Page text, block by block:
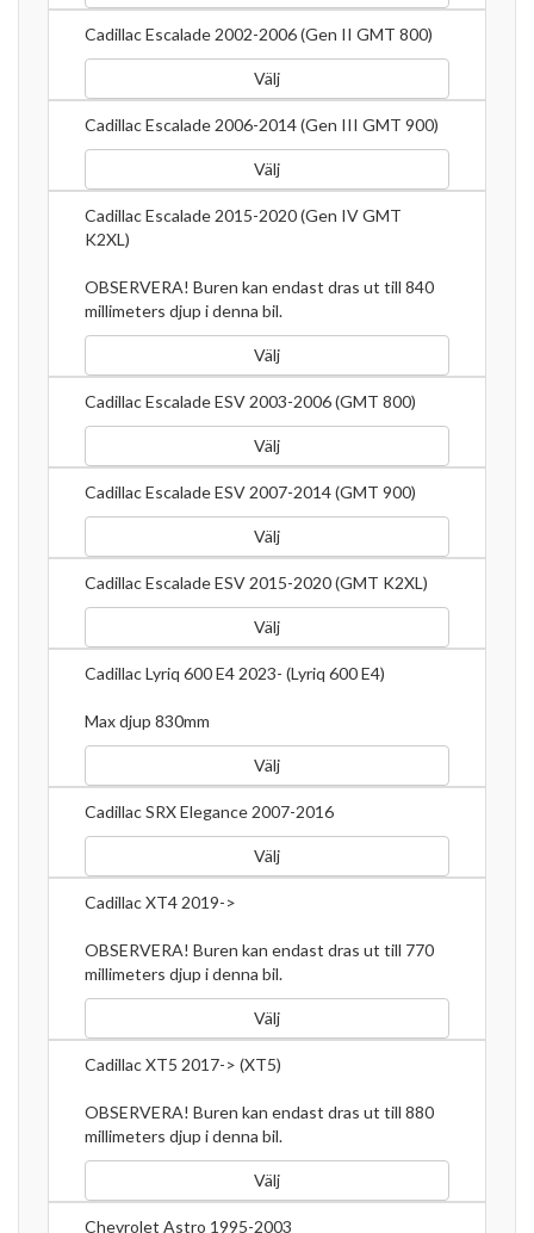
Cadillac Escalade 2002-2006 (Gen II GMT 800)
Välj
Cadillac Escalade 2006-2014 (Gen III GMT 900)
Välj
Cadillac Escalade 2015-2020 (Gen IV GMT
K2XL)
OBSERVERA! Buren kan endast dras ut till 840
millimeters djup i denna bil.
Välj
Cadillac Escalade ESV 2003-2006 (GMT 800)
Välj
Cadillac Escalade ESV 2007-2014 (GMT 900)
Välj
Cadillac Escalade ESV 2015-2020 (GMT K2XL)
Välj
Cadillac Lyriq 600 E4 2023- (Lyriq 600 E4)
Max djup 830mm
Välj
Cadillac SRX Elegance 2007-2016
Välj
Cadillac XT4 2019->
OBSERVERA! Buren kan endast dras ut till 770
millimeters djup i denna bil.
Välj
Cadillac XT5 2017-> (XT5)
OBSERVERA! Buren kan endast dras ut till 880
millimeters djup i denna bil.
Välj
Chevrolet Astro 1995-2003